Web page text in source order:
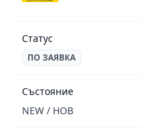
Статус
ПО ЗАЯВКА
Състояние
NEW / НОВ